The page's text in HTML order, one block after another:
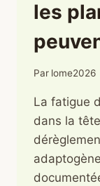
les
Par lome2026
La fatigue
dans la